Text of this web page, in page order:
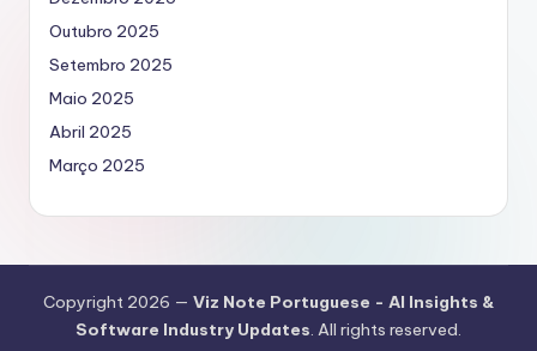
Outubro 2025
Setembro 2025
Maio 2025
Abril 2025
Março 2025
Copyright 2026 — Viz Note Portuguese - AI Insights &
Software Industry Updates. All rights reserved.